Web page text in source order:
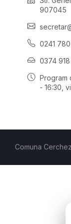
907045
0241
0374
Program
- 16:30 ,
Comuna